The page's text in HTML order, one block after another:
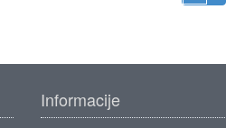
Informacije